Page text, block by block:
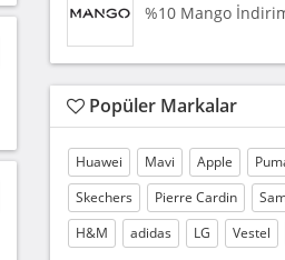
%10 Mango
Popüler Markalar
Huawei Mavi Apple
Skechers
Pierre Cardin
H&M
adidas LG Vestel